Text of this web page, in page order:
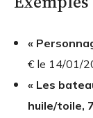
«
€ le 14/01/
« Les
huile/toile,